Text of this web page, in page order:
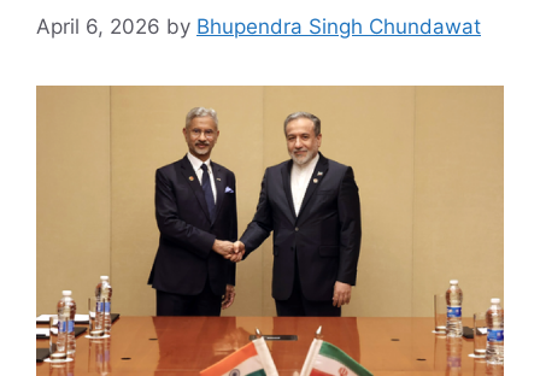
April 6, 2026 by Bhupendra Singh Chundawat